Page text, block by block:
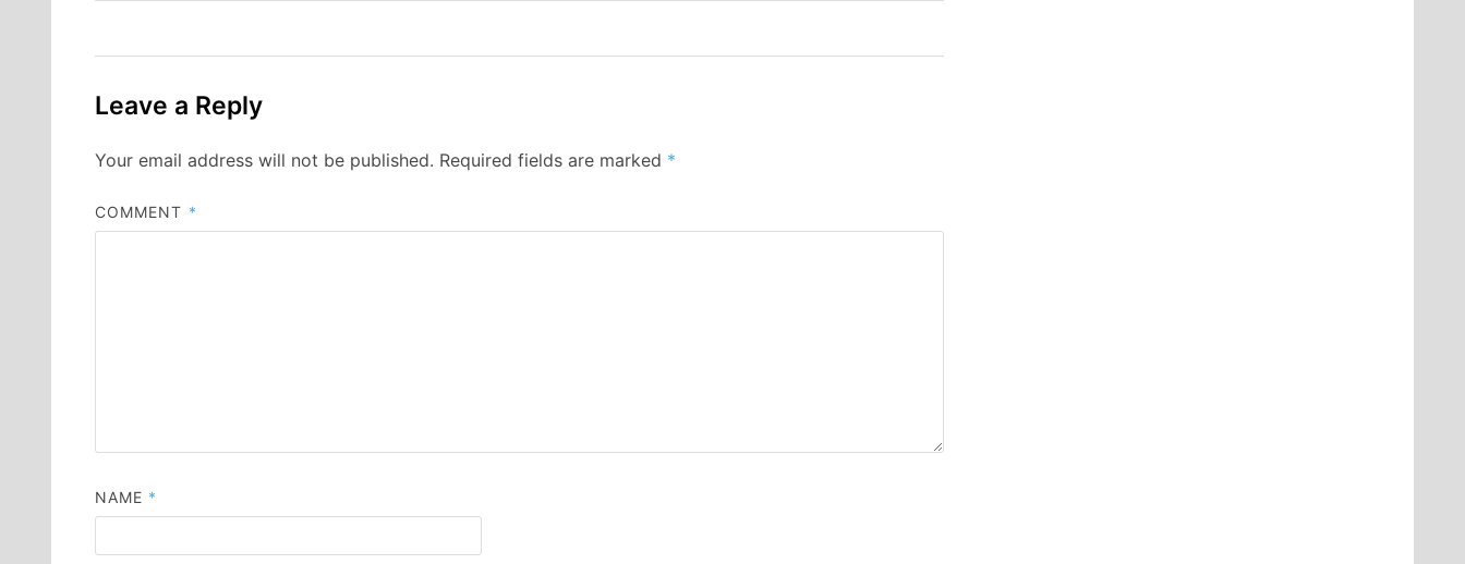
Leave a Reply
Your email address will not be published. Required fields are marked *
COMMENT *
NAME *